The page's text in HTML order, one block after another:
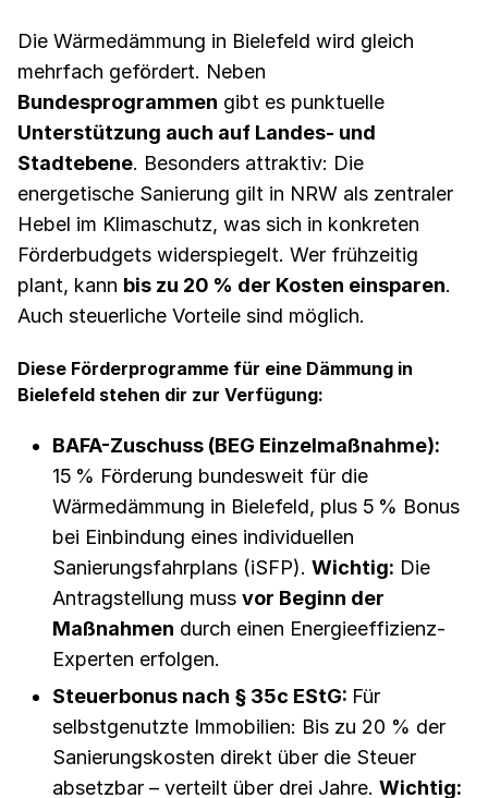
Die Wärmedämmung in Bielefeld wird gleich
mehrfach gefördert. Neben
Bundesprogrammen gibt es punktuelle
Unterstützung auch auf Landes- und
Stadtebene. Besonders attraktiv: Die
energetische Sanierung gilt in NRW als zentraler
Hebel im Klimaschutz, was sich in konkreten
Förderbudgets widerspiegelt. Wer frühzeitig
plant, kann bis zu 20 % der Kosten einsparen.
Auch steuerliche Vorteile sind möglich.
Diese Förderprogramme für eine Dämmung in
Bielefeld stehen dir zur Verfügung:
BAFA-Zuschuss (BEG Einzelmaßnahme):
15 % Förderung bundesweit für die
Wärmedämmung in Bielefeld, plus 5 % Bonus
bei Einbindung eines individuellen
Sanierungsfahrplans (iSFP). Wichtig: Die
Antragstellung muss vor Beginn der
Maßnahmen durch einen Energieeffizienz-
Experten erfolgen.
Steuerbonus nach § 35c EStG: Für
selbstgenutzte Immobilien: Bis zu 20 % der
Sanierungskosten direkt über die Steuer
absetzbar – verteilt über drei Jahre. Wichtig: